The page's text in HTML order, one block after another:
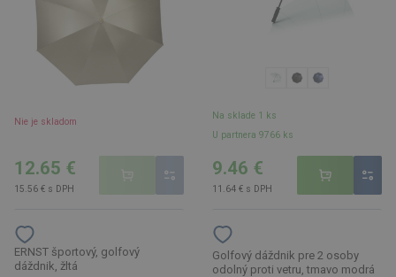
Nie je skladom
12.65 €
15.56 € s DPH
Na sklade 1 ks
U partnera 9766 ks
9.46 €
11.64 € s DPH
ERNST športový, golfový
dáždnik, žltá
Golfový dáždnik pre 2 osoby
odolný proti vetru, tmavo modrá